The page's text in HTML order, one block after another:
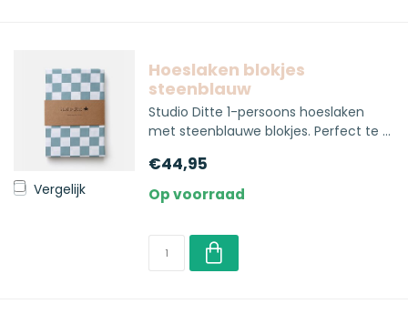
Vergelijk
Hoeslaken blokjes
steenblauw
Studio Ditte 1-persoons hoeslaken
met steenblauwe blokjes. Perfect te ...
€44,95
Op voorraad